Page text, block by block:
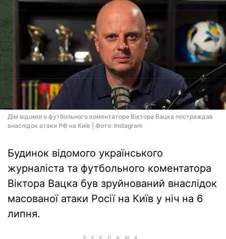
Дім відомого футбольного коментатора Віктора Вацка постраждав
внаслідок атаки РФ на Київ | Фото: Instagram
Будинок відомого українського
журналіста та футбольного коментатора
Віктора Вацка був зруйнований внаслідок
масованої атаки Росії на Київ у ніч на 6
липня.